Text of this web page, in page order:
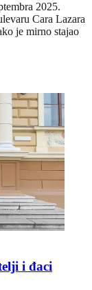
2025.
Cara Lazara
je mirno stajao
i đaci